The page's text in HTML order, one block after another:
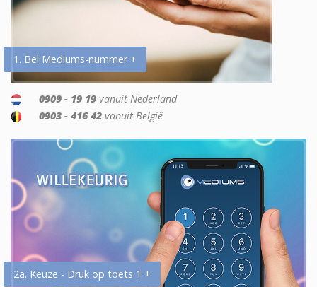
1. Bel Mediums-nummer +
0909 - 19 19 vanuit Nederland
0903 - 416 42 vanuit België
2a. Keuze - Druk op toets 1 +